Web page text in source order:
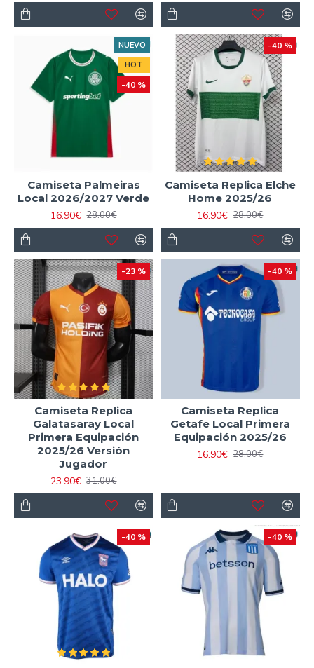
NUEVO
HOT
-40 %
Camiseta Palmeiras
Local 2026/2027 Verde
16.90€ 28.00€
-40 %
Camiseta Replica Elche
Home 2025/26
16.90€ 28.00€
-23 %
Camiseta Replica
Galatasaray Local
Primera Equipación
2025/26 Versión
Jugador
23.90€ 31.00€
-40 %
Camiseta Replica
Getafe Local Primera
Equipación 2025/26
16.90€ 28.00€
-40 % -40 %